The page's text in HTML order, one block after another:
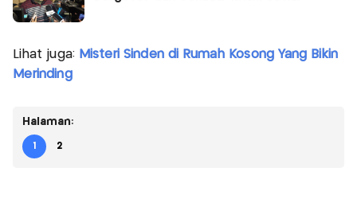
Lihat juga: Misteri Sinden di Rumah Kosong Yang Bikin
Merinding
Halaman:
1 2